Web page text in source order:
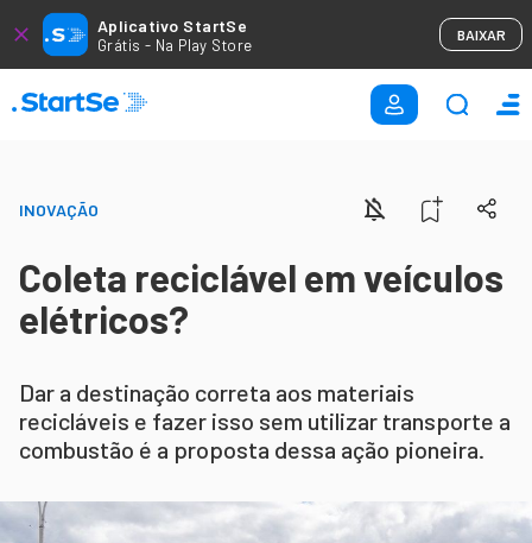
Aplicativo StartSe
Grátis - Na Play Store
BAIXAR
INOVAÇÃO
Coleta reciclável em veículos
elétricos?
Dar a destinação correta aos materiais
recicláveis e fazer isso sem utilizar transporte a
combustão é a proposta dessa ação pioneira.